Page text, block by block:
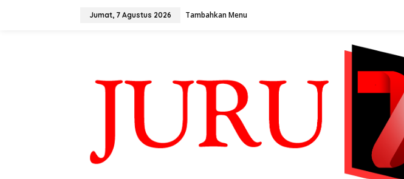
Jumat, 7 Agustus 2026 Tambahkan Menu